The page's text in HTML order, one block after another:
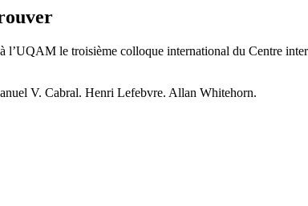
l’UQAM le troisième colloque international du Centre
V. Cabral. Henri Lefebvre. Allan Whitehorn.